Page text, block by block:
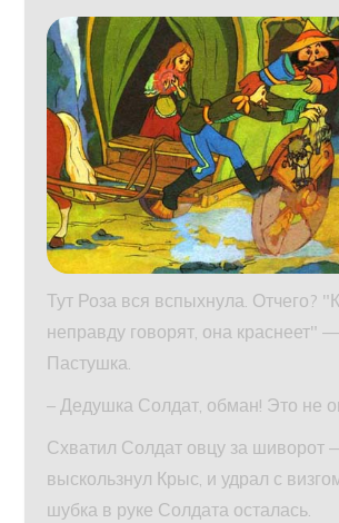
Тут Роза вся вспыхнула. Отчего?
неправду говорят, она краснеет"
Пастушка.
– Дедушка Солдат, обман! Это не
Схватил Солдат овцу за шиворот
выскользнул Крыс, и удрал с
шубка в руке Солдата осталась.